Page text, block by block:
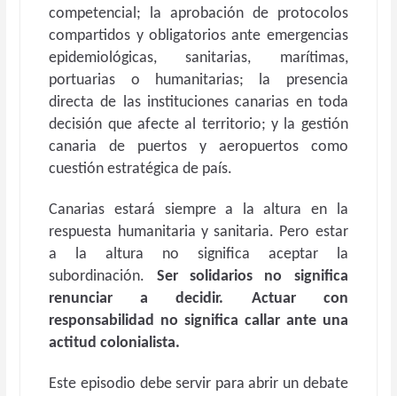
competencial; la aprobación de protocolos
compartidos y obligatorios ante emergencias
epidemiológicas, sanitarias, marítimas,
portuarias o humanitarias; la presencia
directa de las instituciones canarias en toda
decisión que afecte al territorio; y la gestión
canaria de puertos y aeropuertos como
cuestión estratégica de país.
Canarias estará siempre a la altura en la
respuesta humanitaria y sanitaria. Pero estar
a la altura no significa aceptar la
subordinación. Ser solidarios no significa
renunciar a decidir. Actuar con
responsabilidad no significa callar ante una
actitud colonialista.
Este episodio debe servir para abrir un debate